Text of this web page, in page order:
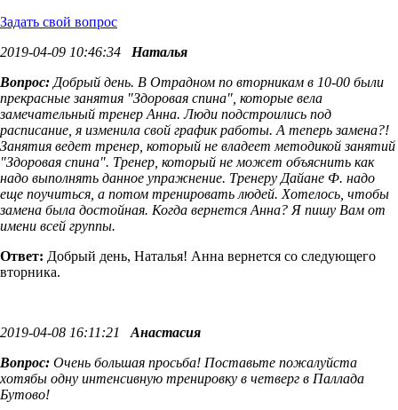
Задать свой вопрос
2019-04-09 10:46:34 Наталья
Вопрос: Добрый день. В Отрадном по вторникам в 10-00 были
прекрасные занятия "Здоровая спина", которые вела
замечательный тренер Анна. Люди подстроились под
расписание, я изменила свой график работы. А теперь замена?!
Занятия ведет тренер, который не владеет методикой занятий
"Здоровая спина". Тренер, который не может объяснить как
надо выполнять данное упражнение. Тренеру Дайане Ф. надо
еще поучиться, а потом тренировать людей. Хотелось, чтобы
замена была достойная. Когда вернется Анна? Я пишу Вам от
имени всей группы.
Ответ: Добрый день, Наталья! Анна вернется со следующего
вторника.
2019-04-08 16:11:21 Анастасия
Вопрос: Очень большая просьба! Поставьте пожалуйста
хотябы одну интенсивную тренировку в четверг в Паллада
Бутово!